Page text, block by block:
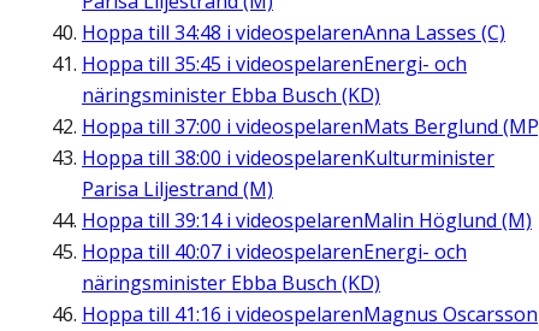
Hoppa till 34:48 i videospelarenAnna Lasses (C)
Hoppa till 35:45 i videospelarenEnergi- och
näringsminister Ebba Busch (KD)
Hoppa till 37:00 i videospelarenMats Berglund
Hoppa till 38:00 i videospelarenKulturminister
Parisa Liljestrand (M)
Hoppa till 39:14i videospelarenMalin Höglund (M)
Hoppa till 40:07 i videospelarenEnergi- och
näringsminister Ebba Busch (KD)
Hoppa till 41:16 i videospelarenMagnus Oscarsson